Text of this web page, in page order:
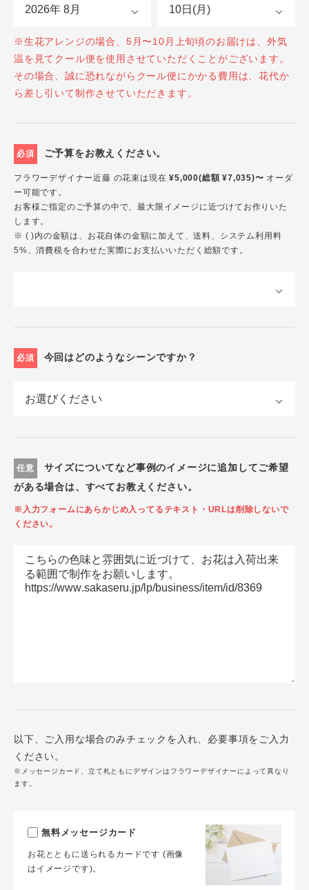
※生花アレンジの場合、5月〜10月上旬頃のお届けは、外気
温を見てクール便を使用させていただくことがございます。
その場合、誠に恐れながらクール便にかかる費用は、花代か
ら差し引いて制作させていただきます。
必須 ご予算をお教えください。
フラワーデザイナー近藤 の花束は現在¥5,000(総額 ¥7,035)〜 オーダ
ー可能です。
お客様ご指定のご予算の中で、最大限イメージに近づけてお作りいた
します。
※ ( )内の金額は、お花自体の金額に加えて、送料、システム利用料
5%、消費税を合わせた実際にお支払いいただく総額です。
必須 今回はどのようなシーンですか？
任意
サイズについてなど事例のイメージに追加してご希望
がある場合は、すべてお教えください。
※入力フォームにあらかじめ入ってるテキスト・URLは削除しないで
ください。
以下、ご入用な場合のみチェックを入れ、必要事項をご入力
ください。
※メッセージカード、立て札ともにデザインはフラワーデザイナーによって異なり
ます。
無料メッセージカード
お花とともに送られるカードです (画像
はイメージです)。